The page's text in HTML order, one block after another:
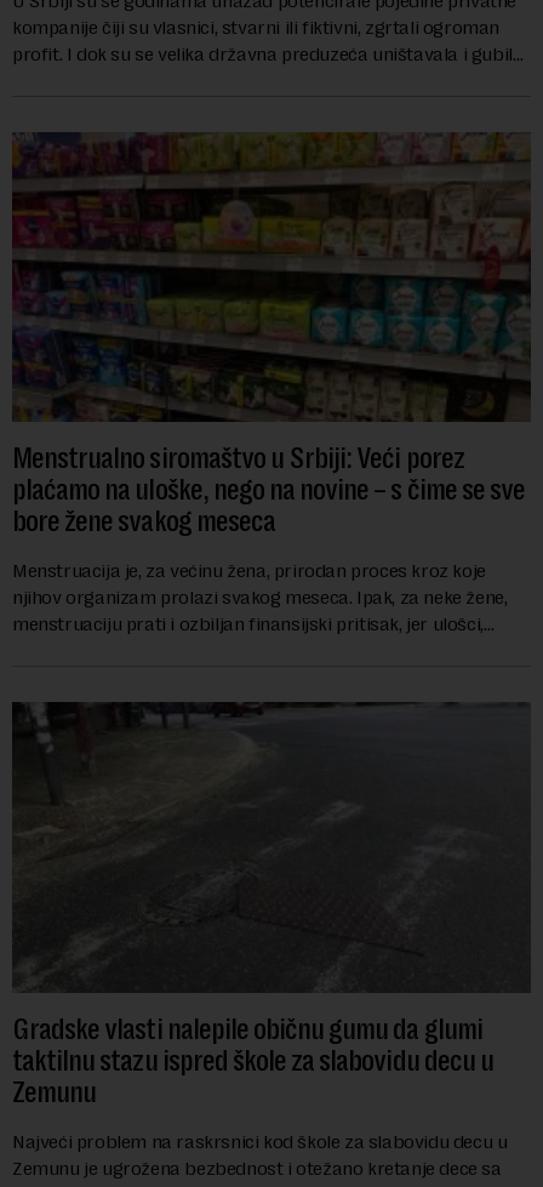
kompanije čiji su vlasnici, stvarni ili fiktivni, zgrtali ogroman
profit. I dok su se velika državna preduzeća uništavala i gubila
Menstrualno siromaštvo u Srbiji: Veći porez
plaćamo na uloške, nego na novine – s čime se sve
bore žene svakog meseca
Menstruacija je, za većinu žena, prirodan proces kroz koje
njihov organizam prolazi svakog meseca. Ipak, za neke žene,
menstruaciju prati i ozbiljan finansijski pritisak, jer ulošci,
Gradske vlasti nalepile običnu gumu da glumi
taktilnu stazu ispred škole za slabovidu decu u
Zemunu
Najveći problem na raskrsnici kod škole za slabovidu decu u
Zemunu je ugrožena bezbednost i otežano kretanje dece sa